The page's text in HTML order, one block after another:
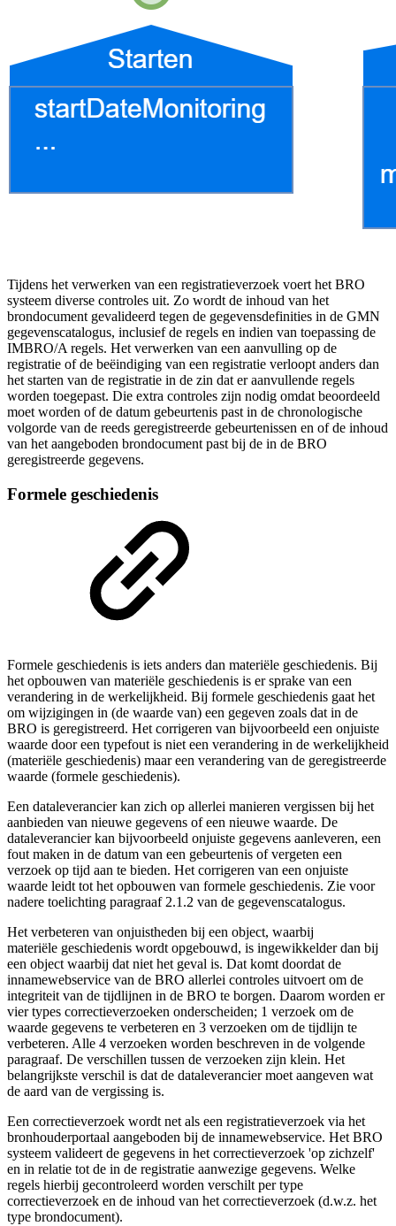
Tijdens het verwerken van een registratieverzoek voert het BRO
systeem diverse controles uit. Zo wordt de inhoud van het
brondocument gevalideerd tegen de gegevensdefinities in de GMN
gegevenscatalogus, inclusief de regels en indien van toepassing de
IMBRO/A regels. Het verwerken van een aanvulling op de
registratie of de beëindiging van een registratie verloopt anders dan
het starten van de registratie in de zin dat er aanvullende regels
worden toegepast. Die extra controles zijn nodig omdat beoordeeld
moet worden of de datum gebeurtenis past in de chronologische
volgorde van de reeds geregistreerde gebeurtenissen en of de inhoud
van het aangeboden brondocument past bij de in de BRO
geregistreerde gegevens.
Formele geschiedenis
Formele geschiedenis is iets anders dan materiële geschiedenis. Bij
het opbouwen van materiële geschiedenis is er sprake van een
verandering in de werkelijkheid. Bij formele geschiedenis gaat het
om wijzigingen in (de waarde van) een gegeven zoals dat in de
BRO is geregistreerd. Het corrigeren van bijvoorbeeld een onjuiste
waarde door een typefout is niet een verandering in de werkelijkheid
(materiële geschiedenis) maar een verandering van de geregistreerde
waarde (formele geschiedenis).
Een dataleverancier kan zich op allerlei manieren vergissen bij het
aanbieden van nieuwe gegevens of een nieuwe waarde. De
dataleverancier kan bijvoorbeeld onjuiste gegevens aanleveren, een
fout maken in de datum van een gebeurtenis of vergeten een
verzoek op tijd aan te bieden. Het corrigeren van een onjuiste
waarde leidt tot het opbouwen van formele geschiedenis. Zie voor
nadere toelichting paragraaf 2.1.2 van de gegevenscatalogus.
Het verbeteren van onjuistheden bij een object, waarbij
materiële geschiedenis wordt opgebouwd, is ingewikkelder dan bij
een object waarbij dat niet het geval is. Dat komt doordat de
innamewebservice van de BRO allerlei controles uitvoert om de
integriteit van de tijdlijnen in de BRO te borgen. Daarom worden er
vier types correctieverzoeken onderscheiden; 1 verzoek om de
waarde gegevens te verbeteren en 3 verzoeken om de tijdlijn te
verbeteren. Alle 4 verzoeken worden beschreven in de volgende
paragraaf. De verschillen tussen de verzoeken zijn klein. Het
belangrijkste verschil is dat de dataleverancier moet aangeven wat
de aard van de vergissing is.
Een correctieverzoek wordt net als een registratieverzoek via het
bronhouderportaal aangeboden bij de innamewebservice. Het BRO
systeem valideert de gegevens in het correctieverzoek 'op zichzelf'
en in relatie tot de in de registratie aanwezige gegevens. Welke
regels hierbij gecontroleerd worden verschilt per type
correctieverzoek en de inhoud van het correctieverzoek (d.w.z. het
type brondocument).